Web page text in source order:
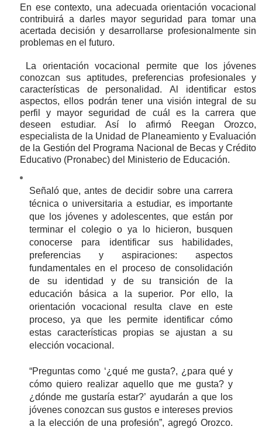
En ese contexto, una adecuada orientación vocacional
contribuirá a darles mayor seguridad para tomar una
acertada decisión y desarrollarse profesionalmente sin
problemas en el futuro.
La orientación vocacional permite que los jóvenes
conozcan sus aptitudes, preferencias profesionales y
características de personalidad. Al identificar estos
aspectos, ellos podrán tener una visión integral de su
perfil y mayor seguridad de cuál es la carrera que
deseen estudiar. Así lo afirmó Reegan Orozco,
especialista de la Unidad de Planeamiento y Evaluación
de la Gestión del Programa Nacional de Becas y Crédito
Educativo (Pronabec) del Ministerio de Educación.
Señaló que, antes de decidir sobre una carrera
técnica o universitaria a estudiar, es importante
que los jóvenes y adolescentes, que están por
terminar el colegio o ya lo hicieron, busquen
conocerse para identificar sus habilidades,
preferencias y aspiraciones: aspectos
fundamentales en el proceso de consolidación
de su identidad y de su transición de la
educación básica a la superior. Por ello, la
orientación vocacional resulta clave en este
proceso, ya que les permite identificar cómo
estas características propias se ajustan a su
elección vocacional.
“Preguntas como ‘¿qué me gusta?, ¿para qué y
cómo quiero realizar aquello que me gusta? y
¿dónde me gustaría estar?’ ayudarán a que los
jóvenes conozcan sus gustos e intereses previos
a la elección de una profesión”, agregó Orozco.